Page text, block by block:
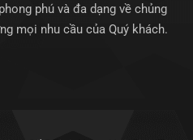
phú và đa dạng về chủng
mọi nhu cầu của Quý khách.